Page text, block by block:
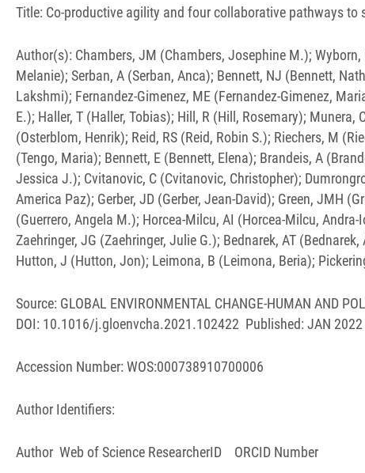
Title: Co-productive agility and four collaborative pathways
Author(s): Chambers, JM (Chambers, Josephine M.);
Melanie); Serban, A (Serban, Anca); Bennett, NJ (Bennett,
Lakshmi); Fernandez-Gimenez, ME (Fernandez-Gimenez,
E.); Haller, T (Haller, Tobias); Hill, R (Hill, Rosemary);
(Osterblom, Henrik); Reid, RS (Reid, Robin S.); Riechers, M
(Tengo, Maria); Bennett, E (Bennett, Elena); Brandeis, A
Jessica J.); Cvitanovic, C (Cvitanovic, Christopher);
America Paz); Gerber, JD (Gerber, Jean-David); Green, JMH
(Guerrero, Angela M.); Horcea-Milcu, AI (Horcea-Milcu,
Zaehringer, JG (Zaehringer, Julie G.); Bednarek, AT
Hutton, J (Hutton, Jon); Leimona, B (Leimona, Beria);
Source: GLOBAL ENVIRONMENTAL CHANGE-HUMAN AND
DOI: 10.1016/j.gloenvcha.2021.102422 Published: JAN 2022
Accession Number: WOS:000738910700006
Author Identifiers:
Author Web of Science ResearcherID ORCID Number